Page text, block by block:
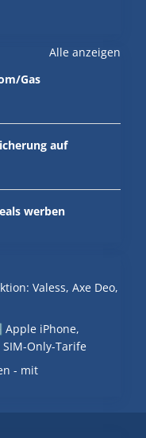
Alle anzeigen
Gas
auf
werben
Valess, Axe Deo,
iPhone,
SIM-Only-Tarife
- mit